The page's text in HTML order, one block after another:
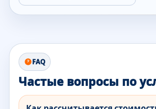
FAQ
Частые вопросы по